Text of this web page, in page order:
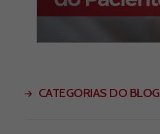
CATEGORIAS DO BLOG